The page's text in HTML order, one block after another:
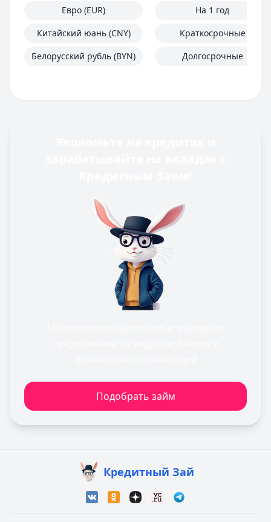
Евро (EUR)
Китайский юань (CNY)
Белорусский рубль (BYN)
На 1 год
Краткосрочные
Долгосрочные
Подобрать займ
Кредитный Зай